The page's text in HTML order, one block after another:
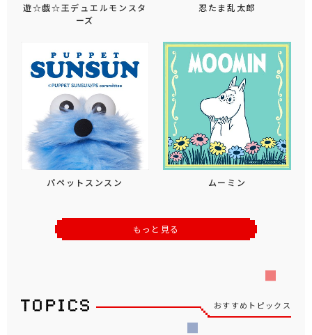
遊☆戯☆王デュエルモンスタ
ーズ
忍たま乱太郎
パペットスンスン ムーミン
もっと見る
おすすめトピックス